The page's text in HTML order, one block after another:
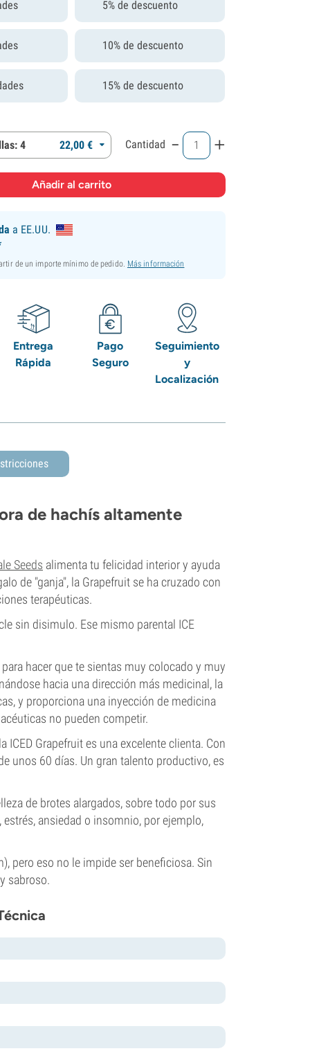
5% de descuento
10% de descuento
15% de descuento
4 22,00 € Cantidad - +
a EE.UU.
de un importe mínimo de pedido. Más información
Entrega
Rápida
Pago
Seguro
Seguimiento
y
Localización
de hachís altamente
Seeds alimenta tu felicidad interior y ayuda
de "ganja", la Grapefruit se ha cruzado con
terapéuticas.
sin disimulo. Ese mismo parental ICE
hacer que te sientas muy colocado y muy
hacia una dirección más medicinal, la
y proporciona una inyección de medicina
no pueden competir.
Grapefruit es una excelente clienta. Con
unos 60 días. Un gran talento productivo, es
de brotes alargados, sobre todo por sus
ansiedad o insomnio, por ejemplo,
pero eso no le impide ser beneficiosa. Sin
sabroso.